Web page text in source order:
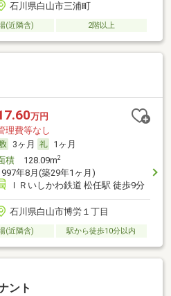
石川県白山市三浦町
(近隣含) 2階以上
万円
理費等なし
3ヶ月
1ヶ月
積128.09m2
年8月(築29年1ヶ月)
ＩＲいしかわ鉄道 松任駅 徒歩9分
石川県白山市博労１丁目
(近隣含) 駅から徒歩10分以内
ント